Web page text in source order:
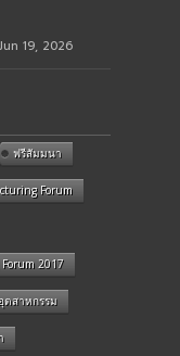
19, 2026
ฟรีสัมมนา
Forum
2017
ตสาหกรรม